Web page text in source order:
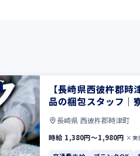
【長崎県西彼杵郡
品の梱包スタッフ｜
長崎県 西彼杵郡時津町
時給 1,380円〜1,980円 ×実